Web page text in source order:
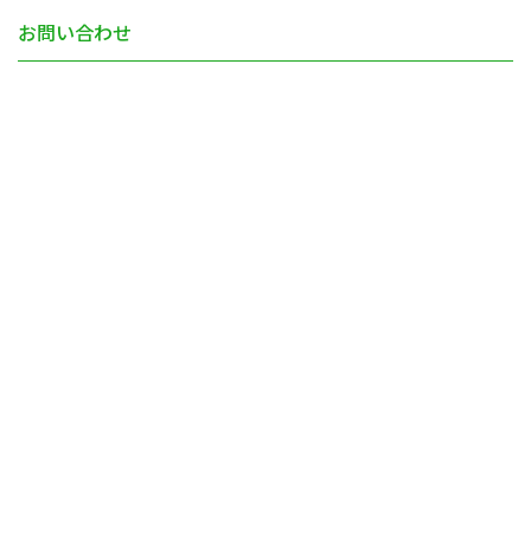
お問い合わせ